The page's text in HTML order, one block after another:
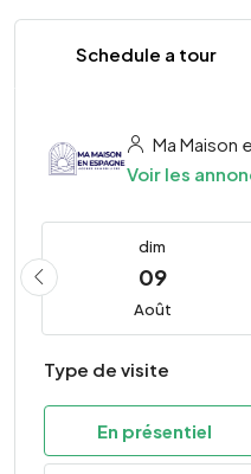
Schedule a tour
Ma Maison
Voir les
dim
09
Août
Type de visite
En présentiel